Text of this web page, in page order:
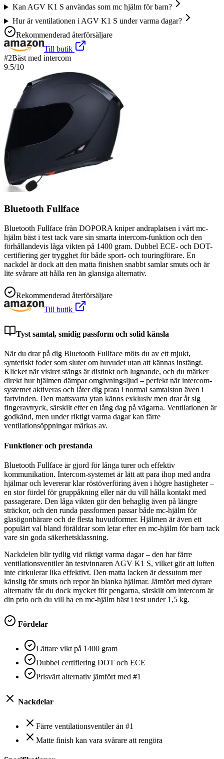
Kan AGV K1 S användas som mc hjälm för barn?
Hur är ventilationen i AGV K1 S under varma dagar?
Rekommenderad återförsäljare
Till butik
#2Bäst med intercom
9.5/10
Bluetooth Fullface
Bluetooth Fullface från DOPORA kniper andraplatsen i vårt mc-
hjälm bäst i test tack vare sin smarta intercom-funktion och den
förhållandevis låga vikten på 1400 gram. Dubbel ECE- och DOT-
certifiering ger trygghet för både sport- och touringförare. En
nackdel är dock att den matta finishen snabbt samlar smuts och är
lite svårare att hålla ren än glansiga alternativ.
Rekommenderad återförsäljare
Till butik
Tyst samtal, smidig passform och solid känsla
När du drar på dig Bluetooth Fullface möts du av ett mjukt,
syntetiskt foder som sluter om huvudet utan att kännas instängt.
Klicket när visiret stängs är distinkt och lugnande, och du märker
direkt hur hjälmen dämpar omgivningsljud – perfekt när intercom-
systemet aktiveras och låter dig prata i normal samtalston även i
fartvinden. Den mattsvarta ytan känns exklusiv men drar åt sig
fingeravtryck, särskilt efter en lång dag på vägarna. Ventilationen är
godkänd, men under riktigt varma dagar kan färre
ventilationsöppningar märkas av.
Funktioner och prestanda
Bluetooth Fullface är gjord för långa turer och effektiv
kommunikation. Intercom-systemet är lätt att para ihop med andra
hjälmar och levererar klar röstöverföring även i högre hastigheter –
en stor fördel för gruppåkning eller när du vill hålla kontakt med
passagerare. Den låga vikten gör den behaglig även på längre
sträckor, och den runda passformen passar både mc-hjälm för
glasögonbärare och de flesta huvudformer. Hjälmen är även ett
populärt val bland föräldrar som letar efter en mc-hjälm för barn tack
vare sin goda säkerhetsklassning.
Nackdelen blir tydlig vid riktigt varma dagar – den har färre
ventilationsventiler än testvinnaren AGV K1 S, vilket gör att luften
inte cirkulerar lika effektivt. Den matta lacken är dessutom mer
känslig för smuts och repor än blanka hjälmar. Jämfört med dyrare
alternativ får du dock mycket för pengarna, särskilt om intercom är
din prio och du vill ha en mc-hjälm bäst i test under 1,5 kg.
Fördelar
Lättare vikt på 1400 gram
Dubbel certifiering DOT och ECE
Prisvärt alternativ jämfört med #1
Nackdelar
Färre ventilationsventiler än #1
Matte finish kan vara svårare att rengöra